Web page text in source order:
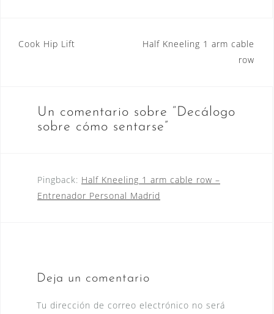
Navegación
Cook Hip Lift
Half Kneeling 1 arm cable
row
Un comentario sobre “Decálogo
sobre cómo sentarse”
Pingback: Half Kneeling 1 arm cable row –
Entrenador Personal Madrid
Deja un comentario
Tu dirección de correo electrónico no será